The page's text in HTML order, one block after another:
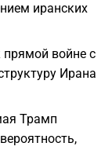
иранских
войне с
Ирана
Трамп